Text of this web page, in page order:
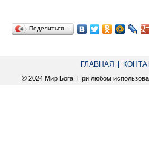
Поделиться…
ГЛАВНАЯ
© 2024 Мир Бога. При любом